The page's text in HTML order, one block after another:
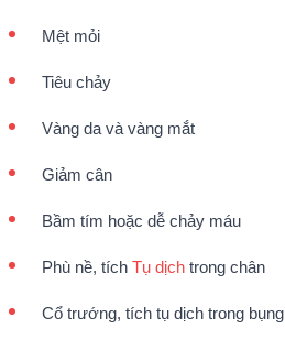
Mệt mỏi
Tiêu chảy
Vàng da và vàng mắt
Giảm cân
Bầm tím hoặc dễ chảy máu
Phù nề, tích Tụ dịch trong chân
Cổ trướng, tích tụ dịch trong bụng